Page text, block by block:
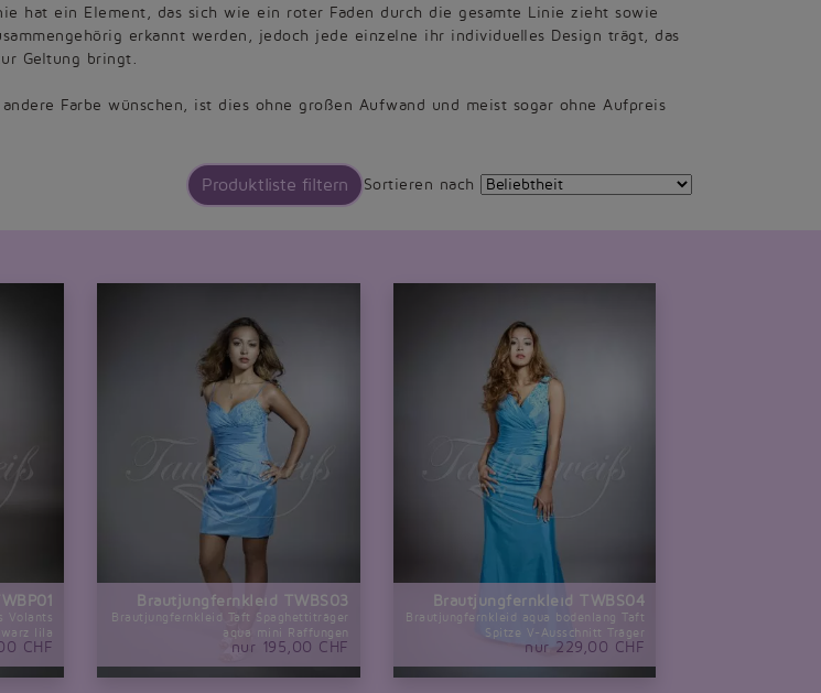
hat ein Element, das sich wie ein roter Faden durch die gesamte Linie zieht sowie
erkannt werden, jedoch jede einzelne ihr individuelles Design trägt, das
Geltung bringt.
Farbe wünschen, ist dies ohne großen Aufwand und meist sogar ohne Aufpreis
Produktliste filtern Sortieren nach
Volants
lila
CHF
Brautjungfernkleid TWBS03
Brautjungfernkleid Taft Spaghettiträger
aqua mini Raffungen
nur 195,00 CHF
Brautjungfernkleid TWBS04
Brautjungfernkleid aqua bodenlang Taft
Spitze V-Ausschnitt Träger
nur 229,00 CHF